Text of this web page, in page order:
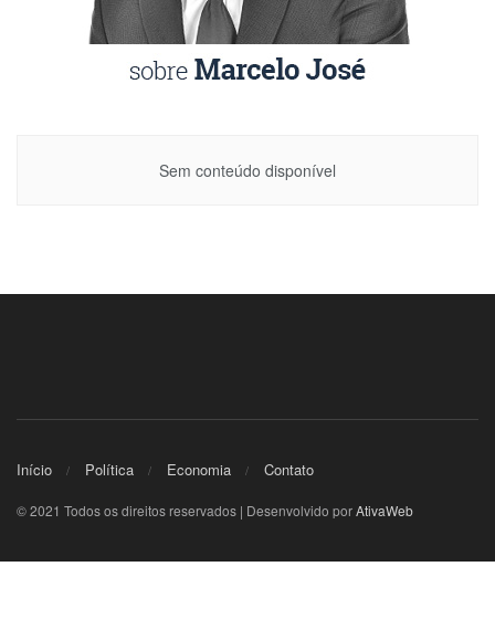
Sem conteúdo disponível
Início Política Economia Contato
© 2021 Todos os direitos reservados | Desenvolvido porAtivaWeb